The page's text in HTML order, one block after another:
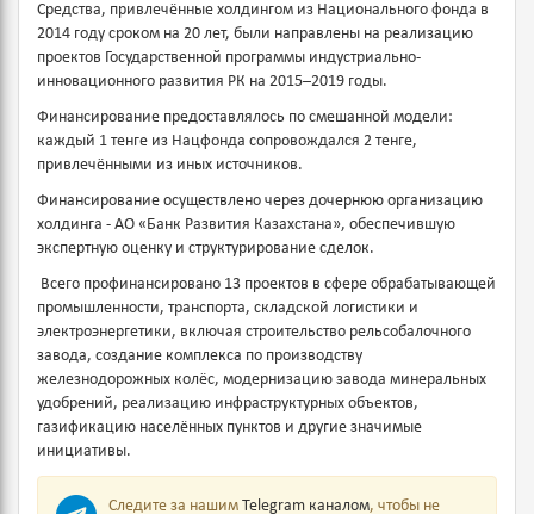
Средства, привлечённые холдингом из Национального фонда в
2014 году сроком на 20 лет, были направлены на реализацию
проектов Государственной программы индустриально-
инновационного развития РК на 2015–2019 годы.
Финансирование предоставлялось по смешанной модели:
каждый 1 тенге из Нацфонда сопровождался 2 тенге,
привлечёнными из иных источников.
Финансирование осуществлено через дочернюю организацию
холдинга - АО «Банк Развития Казахстана», обеспечившую
экспертную оценку и структурирование сделок.
Всего профинансировано 13 проектов в сфере обрабатывающей
промышленности, транспорта, складской логистики и
электроэнергетики, включая строительство рельсобалочного
завода, создание комплекса по производству
железнодорожных колёс, модернизацию завода минеральных
удобрений, реализацию инфраструктурных объектов,
газификацию населённых пунктов и другие значимые
инициативы.
Следите за нашим Telegram каналом, чтобы не